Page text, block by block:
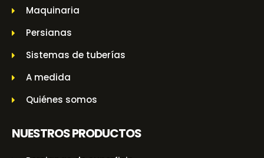
Maquinaria
Persianas
Sistemas de tuberías
A medida
Quiénes somos
NUESTROS PRODUCTOS